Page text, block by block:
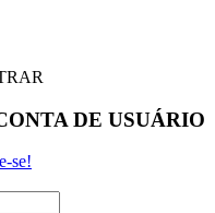
DE USUÁRIO
se!